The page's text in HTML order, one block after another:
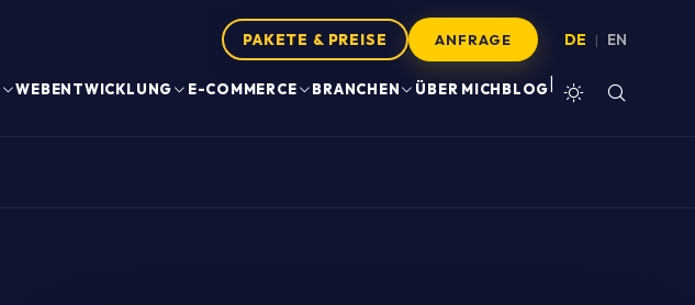
PAKETE & PREISE ANFRAGE DE | EN
WEBENTWICKLUNG E-COMMERCE BRANCHEN ÜBER MICHBLOG